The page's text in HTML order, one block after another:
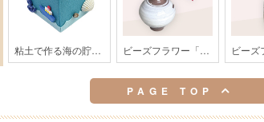
粘土で作る海の貯金箱 ビーズフラワー「もみじ」【202608monthly】
PAGE TOP